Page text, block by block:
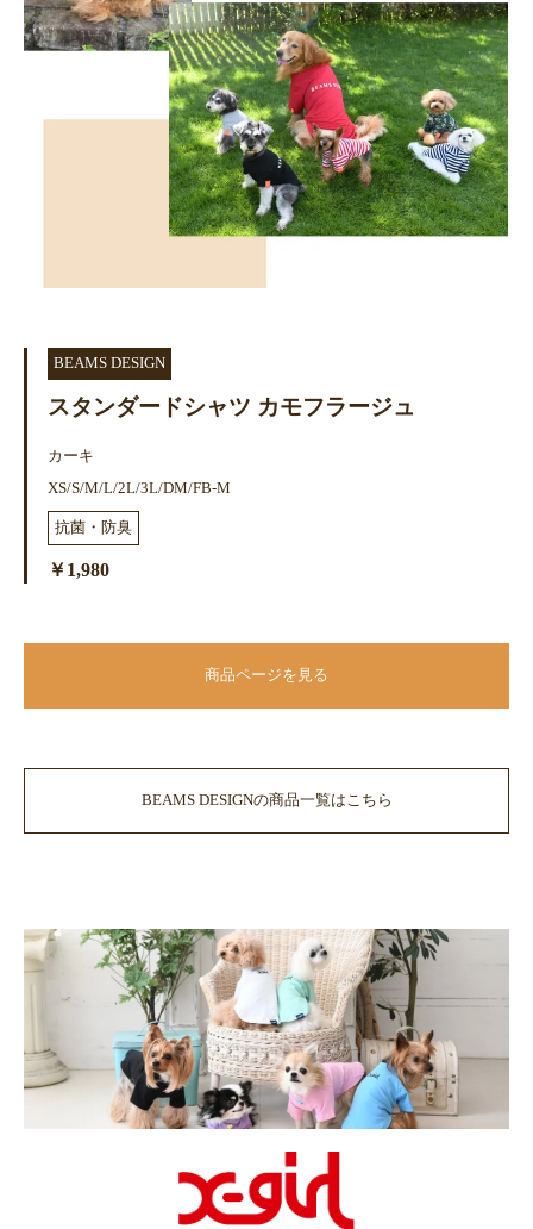
BEAMS DESIGN
スタンダードシャツ カモフラージュ
カーキ
XS/S/M/L/2L/3L/DM/FB-M
抗菌・防臭
￥1,980
商品ページを見る
BEAMS DESIGNの商品一覧はこちら